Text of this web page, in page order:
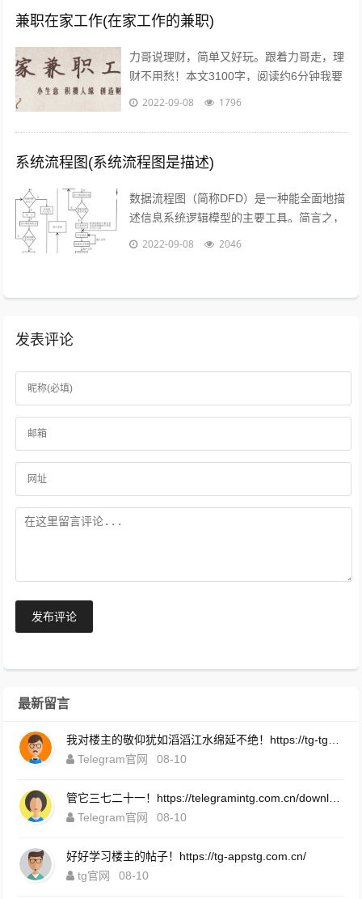
兼职在家工作(在家工作的兼职)
力哥说理财，简单又好玩。跟着力哥走，理
财不用愁！本文3100字，阅读约6分钟我要
介绍的赚钱工作就是兼职写稿赚稿费。主业
2022-09-08 1796
系统流程图(系统流程图是描述)
数据流程图（简称DFD）是一种能全面地描
述信息系统逻辑模型的主要工具。简言之，
就是以图形的方式来描述数据在系统流程中
2022-09-08 2046
发表评论
发布评论
最新留言
Telegram官网
08-10
Telegram官网
08-10
好好学习楼主的帖子！https://tg-appstg.com.cn/
tg官网
08-10